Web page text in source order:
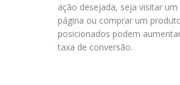
ação desejada, seja visitar um
página ou comprar um
posicionados podem
taxa de conversão.